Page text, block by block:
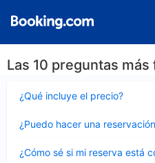
Las 10 preguntas
¿Qué incluye el precio?
cerrado
¿Puedo hacer una
cerrado
¿Cómo sé si mi reserva está
cerrado